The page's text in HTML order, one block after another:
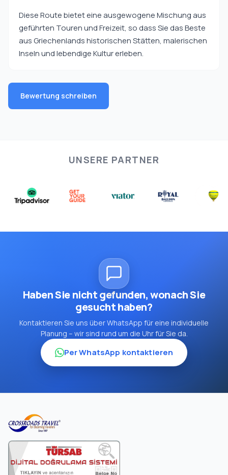
Diese Route bietet eine ausgewogene Mischung aus
geführten Touren und Freizeit, so dass Sie das Beste
aus Griechenlands historischen Stätten, malerischen
Inseln und lebendige Kultur erleben.
Bewertung schreiben
UNSERE PARTNER
Haben Sie nicht gefunden, wonach Sie
gesucht haben?
Kontaktieren Sie uns über WhatsApp für eine individuelle
Planung – wir sind rund um die Uhr für Sie da.
Per WhatsApp kontaktieren